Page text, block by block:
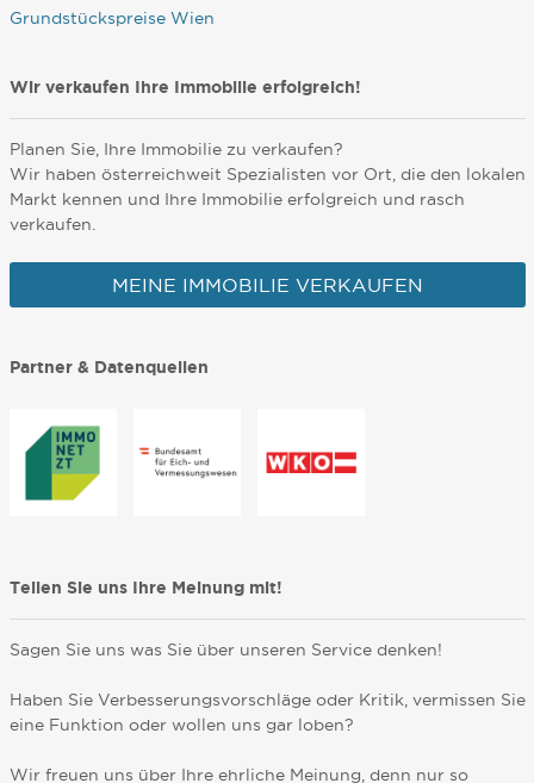
Grundstückspreise Wien
Wir verkaufen Ihre Immobilie erfolgreich!
Planen Sie, Ihre Immobilie zu verkaufen?
Wir haben österreichweit Spezialisten vor Ort, die den lokalen
Markt kennen und Ihre Immobilie erfolgreich und rasch
verkaufen.
MEINE IMMOBILIE VERKAUFEN
Partner & Datenquellen
Teilen Sie uns Ihre Meinung mit!
Sagen Sie uns was Sie über unseren Service denken!
Haben Sie Verbesserungsvorschläge oder Kritik, vermissen Sie
eine Funktion oder wollen uns gar loben?
Wir freuen uns über Ihre ehrliche Meinung, denn nur so